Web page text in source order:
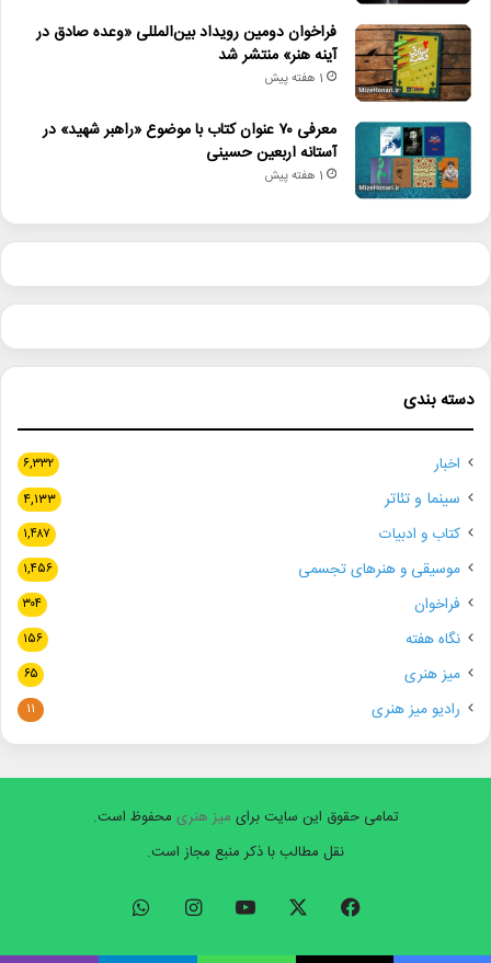
فراخوان دومین رویداد بین‌المللی «وعده صادق در
آینه هنر» منتشر شد
1 هفته پیش
معرفی ۷۰ عنوان کتاب با موضوع «راهبر شهید» در
آستانه اربعین حسینی
1 هفته پیش
دسته بندی
اخبار ۶,۳۳۲
سینما و تئاتر ۴,۱۳۳
کتاب و ادبیات ۱,۴۸۷
موسیقی و هنرهای تجسمی ۱,۴۵۶
فراخوان ۳۰۴
نگاه هفته ۱۵۶
میز هنری ۶۵
رادیو میز هنری ۱۱
تمامی حقوق این سایت برای میز هنری محفوظ است.
نقل مطالب با ذکر منبع مجاز است.
فیسبوک ایکس یوتیوب اینستاگرام